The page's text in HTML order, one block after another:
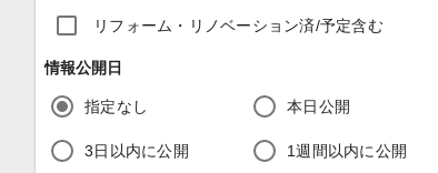
リフォーム・リノベーション済/予定含む
情報公開日
指定なし 本日公開
3日以内に公開 1週間以内に公開